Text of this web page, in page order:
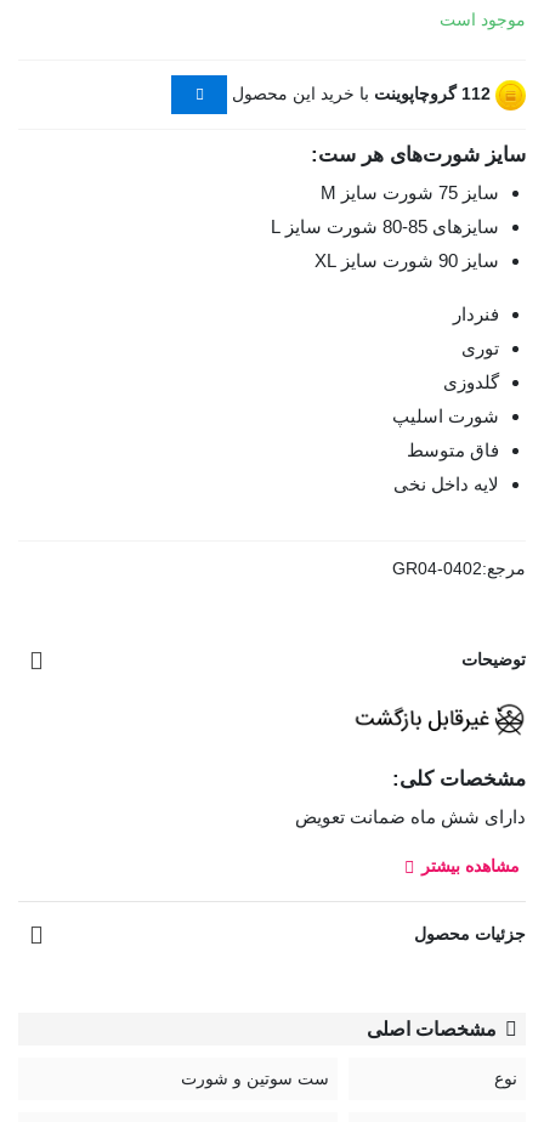
موجود است
112 گروچاپوینت با خرید این محصول
سایز شورت‌های هر ست:
سایز 75 شورت سایز M
سایزهای 85-80 شورت سایز L
سایز 90 شورت سایز XL
فنردار
توری
گلدوزی
شورت اسلیپ
فاق متوسط
لایه داخل نخی
مرجع:GR04-0402
توضیحات
مشخصات کلی:
دارای شش ماه ضمانت تعویض
مدل 094، از جنس توری است که روی آن گلدوزی کار شده
است.سوتین این ست فنردار و مدل شورت این ست اسلیپ توری و
بند سوتین قابل تنظیم و غیر قابل جدا شدن
مشاهده بیشتر
جزئیات محصول
مشخصات اصلی
نوع ست سوتین و شورت